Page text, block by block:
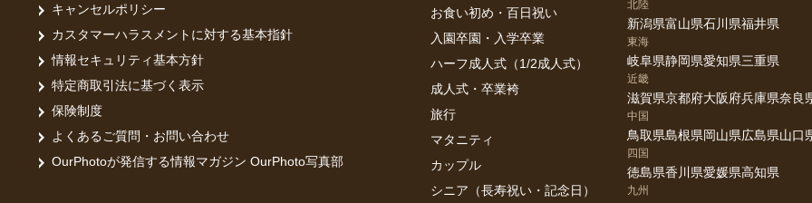
キャンセルポリシー
カスタマーハラスメントに対する基本指針
情報セキュリティ基本方針
特定商取引法に基づく表示
保険制度
よくあるご質問・お問い合わせ
OurPhotoが発信する情報マガジン OurPhoto写真部
お食い初め・百日祝い
入園卒園・入学卒業
ハーフ成人式（1/2成人式）
成人式・卒業袴
旅行
マタニティ
カップル
シニア（長寿祝い・記念日）
北陸
新潟県富山県石川県福井県
東海
岐阜県静岡県愛知県三重県
近畿
滋賀県京都府大阪府兵庫県奈良
中国
鳥取県島根県岡山県広島県山口
四国
徳島県香川県愛媛県高知県
九州